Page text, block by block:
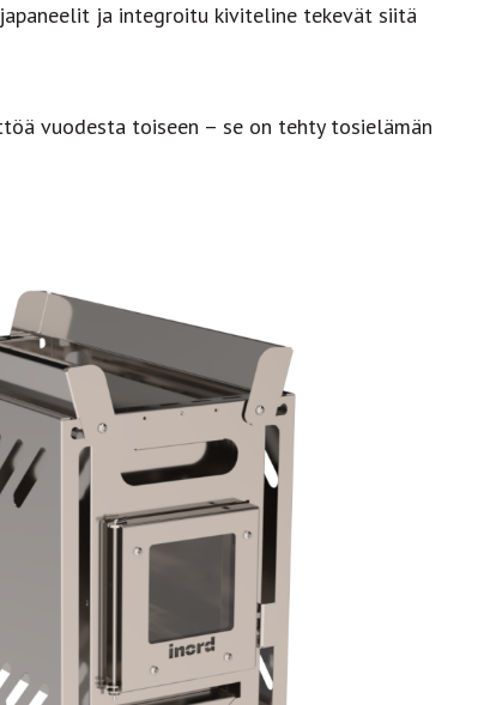
ja integroitu kiviteline tekevät siitä
vuodesta toiseen – se on tehty tosielämän